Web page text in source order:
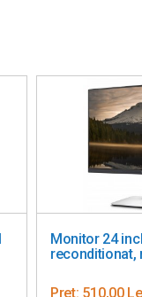
Monitor 24
reconditionat,
Pret: 510,00